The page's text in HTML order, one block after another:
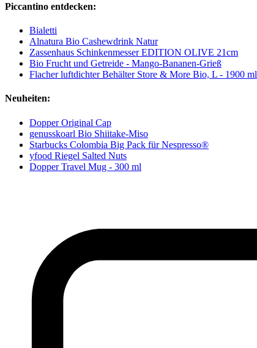
Piccantino entdecken:
Bialetti
Alnatura Bio Cashewdrink Natur
Zassenhaus Schinkenmesser EDITION OLIVE 21cm
Bio Frucht und Getreide - Mango-Bananen-Grieß
Flacher luftdichter Behälter Store & More Bio, L - 1900 ml
Neuheiten:
Dopper Original Cap
genusskoarl Bio Shiitake-Miso
Starbucks Colombia Big Pack für Nespresso®
yfood Riegel Salted Nuts
Dopper Travel Mug - 300 ml